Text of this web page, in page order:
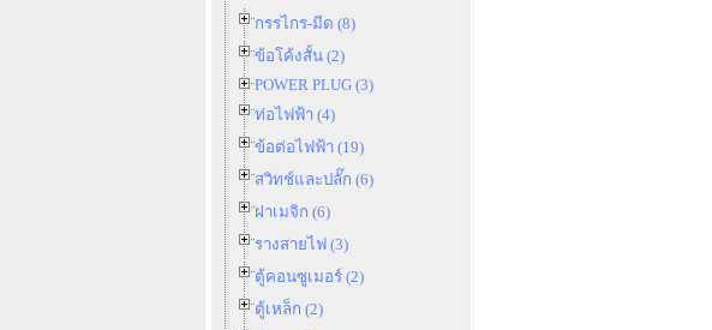
กรรไกร-มีด (8)
ข้อโค้งสั้น (2)
POWER PLUG (3)
ท่อไฟฟ้า (4)
ข้อต่อไฟฟ้า (19)
สวิทช์และปลั๊ก (6)
ฝาเมจิก (6)
รางสายไฟ (3)
ตู้คอนซูเมอร์ (2)
ตู้เหล็ก (2)